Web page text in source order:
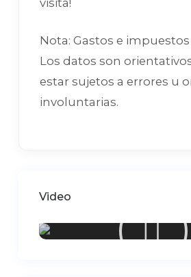
Nota: Gastos e
Los datos son
estar sujetos a errores u
involuntarias.
Video